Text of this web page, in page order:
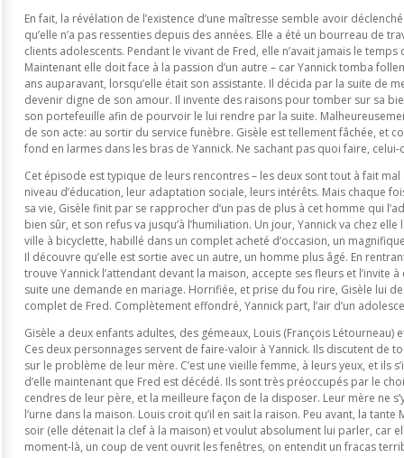
En fait, la révélation de l’existence d’une maîtresse semble avoir
qu’elle n’a pas ressenties depuis des années. Elle a été un bourreau de
clients adolescents. Pendant le vivant de Fred, elle n’avait jamais le
Maintenant elle doit face à la passion d’un autre – car Yannick tomba
ans auparavant, lorsqu’elle était son assistante. Il décida par la suite de
devenir digne de son amour. Il invente des raisons pour tomber sur sa
son portefeuille afin de pourvoir le lui rendre par la suite.
de son acte: au sortir du service funèbre. Gisèle est tellement fâchée, et
fond en larmes dans les bras de Yannick. Ne sachant pas quoi faire,
Cet épisode est typique de leurs rencontres – les deux sont tout à fait
niveau d’éducation, leur adaptation sociale, leurs intérêts. Mais chaque
sa vie, Gisèle finit par se rapprocher d’un pas de plus à cet homme qui
bien sûr, et son refus va jusqu’à l’humiliation. Un jour, Yannick va chez
ville à bicyclette, habillé dans un complet acheté d’occasion, un
Il découvre qu’elle est sortie avec un autre, un homme plus âgé. En
trouve Yannick l’attendant devant la maison, accepte ses fleurs et l’invite
suite une demande en mariage. Horrifiée, et prise du fou rire, Gisèle lui
complet de Fred. Complètement effondré, Yannick part, l’air d’un
Gisèle a deux enfants adultes, des gémeaux, Louis (François Létourneau)
Ces deux personnages servent de faire-valoir à Yannick. Ils discutent de
sur le problème de leur mère. C’est une vieille femme, à leurs yeux, et ils
d’elle maintenant que Fred est décédé. Ils sont très préoccupés par le
cendres de leur père, et la meilleure façon de la disposer. Leur mère ne
l’urne dans la maison. Louis croit qu’il en sait la raison. Peu avant, la
soir (elle détenait la clef à la maison) et voulut absolument lui parler, car
moment-là, un coup de vent ouvrit les fenêtres, on entendit un fracas